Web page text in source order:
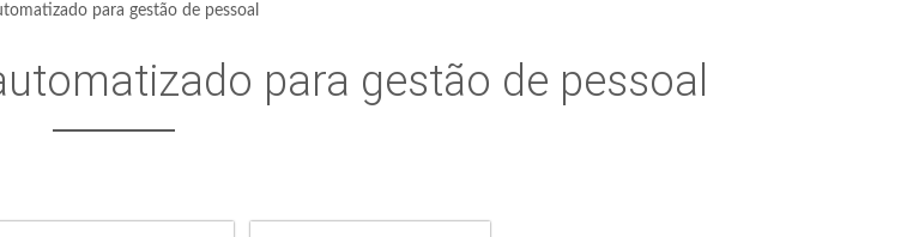
para gestão de pessoal
para gestão de pessoal